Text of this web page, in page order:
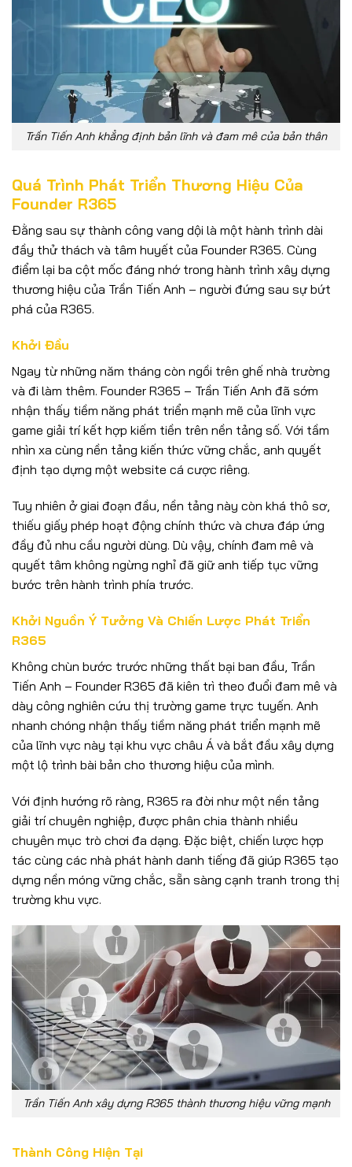
Trần Tiến Anh khẳng định bản lĩnh và đam mê của bản thân
Quá Trình Phát Triển Thương Hiệu Của
Founder R365
Đằng sau sự thành công vang dội là một hành trình dài
đầy thử thách và tâm huyết của Founder R365. Cùng
điểm lại ba cột mốc đáng nhớ trong hành trình xây dựng
thương hiệu của Trần Tiến Anh – người đứng sau sự bứt
phá của R365.
Khởi Đầu
Ngay từ những năm tháng còn ngồi trên ghế nhà trường
và đi làm thêm. Founder R365 – Trần Tiến Anh đã sớm
nhận thấy tiềm năng phát triển mạnh mẽ của lĩnh vực
game giải trí kết hợp kiếm tiền trên nền tảng số. Với tầm
nhìn xa cùng nền tảng kiến thức vững chắc, anh quyết
định tạo dựng một website cá cược riêng.
Tuy nhiên ở giai đoạn đầu, nền tảng này còn khá thô sơ,
thiếu giấy phép hoạt động chính thức và chưa đáp ứng
đầy đủ nhu cầu người dùng. Dù vậy, chính đam mê và
quyết tâm không ngừng nghỉ đã giữ anh tiếp tục vững
bước trên hành trình phía trước.
Khởi Nguồn Ý Tưởng Và Chiến Lược Phát Triển
R365
Không chùn bước trước những thất bại ban đầu, Trần
Tiến Anh – Founder R365 đã kiên trì theo đuổi đam mê và
dày công nghiên cứu thị trường game trực tuyến. Anh
nhanh chóng nhận thấy tiềm năng phát triển mạnh mẽ
của lĩnh vực này tại khu vực châu Á và bắt đầu xây dựng
một lộ trình bài bản cho thương hiệu của mình.
Với định hướng rõ ràng, R365 ra đời như một nền tảng
giải trí chuyên nghiệp, được phân chia thành nhiều
chuyên mục trò chơi đa dạng. Đặc biệt, chiến lược hợp
tác cùng các nhà phát hành danh tiếng đã giúp R365 tạo
dựng nền móng vững chắc, sẵn sàng cạnh tranh trong thị
trường khu vực.
Trần Tiến Anh xây dựng R365 thành thương hiệu vững mạnh
Thành Công Hiện Tại